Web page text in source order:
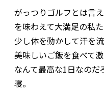
がっつりゴルフとは言
を味わえて大満足の私た
少し体を動かして汗を
美味しいご飯を食べて
なんて最高な1日なの
寝。